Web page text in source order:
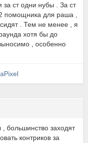
за ст одни нубы . За ст
помощника для раша ,
сидят . Тем не менее , я
хотя бы до
, особенно
большинство заходят
контриков за